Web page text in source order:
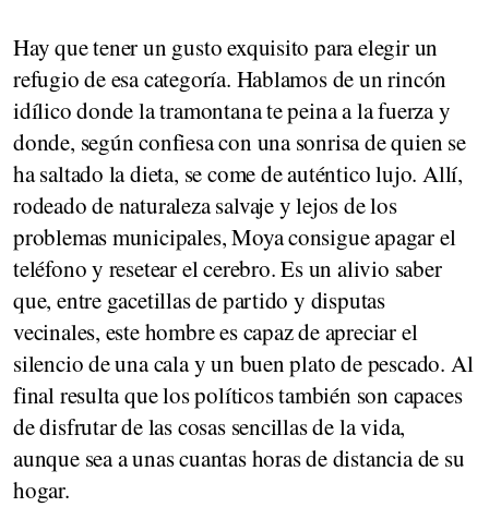
Hay que tener un gusto exquisito para elegir un
refugio de esa categoría. Hablamos de un rincón
idílico donde la tramontana te peina a la fuerza y
donde, según confiesa con una sonrisa de quien se
ha saltado la dieta, se come de auténtico lujo. Allí,
rodeado de naturaleza salvaje y lejos de los
problemas municipales, Moya consigue apagar el
teléfono y resetear el cerebro. Es un alivio saber
que, entre gacetillas de partido y disputas
vecinales, este hombre es capaz de apreciar el
silencio de una cala y un buen plato de pescado. Al
final resulta que los políticos también son capaces
de disfrutar de las cosas sencillas de la vida,
aunque sea a unas cuantas horas de distancia de su
hogar.